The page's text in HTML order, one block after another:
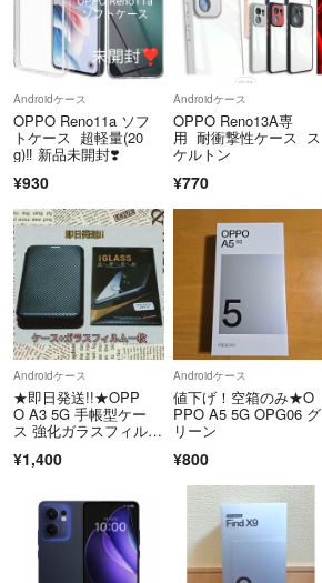
最後まで責任をもって対応いたします。
どうぞよろしくお願いいたします。
Androidケース
OPPO Reno11a ソフ
トケース 超軽量(20
g)‼️ 新品未開封❣️
¥930
Androidケース
OPPO Reno13A専
用 耐衝撃性ケース ス
ケルトン
¥770
Androidケース
★即日発送!!★OPP
O A3 5G 手帳型ケー
ス 強化ガラスフィルム
¥1,400
Androidケース
値下げ！空箱のみ★O
PPO A5 5G OPG06 グ
リーン
¥800